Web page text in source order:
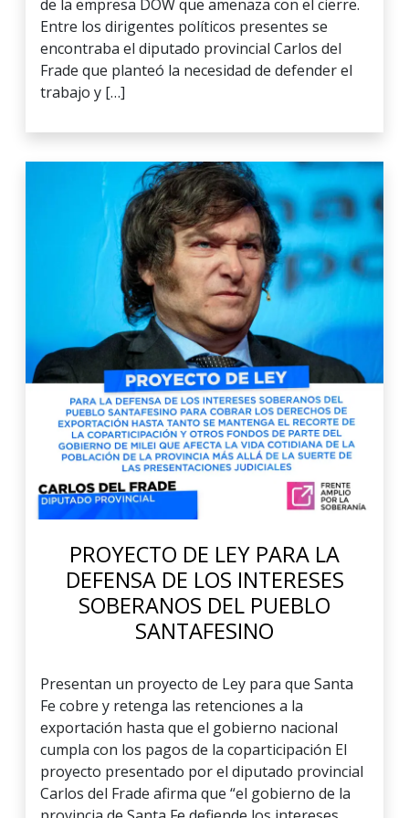
de la empresa DOW que amenaza con el cierre.
Entre los dirigentes políticos presentes se
encontraba el diputado provincial Carlos del
Frade que planteó la necesidad de defender el
trabajo y […]
PROYECTO DE LEY PARA LA
DEFENSA DE LOS INTERESES
SOBERANOS DEL PUEBLO
SANTAFESINO
Presentan un proyecto de Ley para que Santa
Fe cobre y retenga las retenciones a la
exportación hasta que el gobierno nacional
cumpla con los pagos de la coparticipación El
proyecto presentado por el diputado provincial
Carlos del Frade afirma que “el gobierno de la